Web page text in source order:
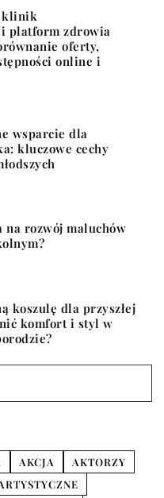
klinik
platform zdrowia
oferty,
online i
wsparcie dla
kluczowe cechy
na rozwój maluchów
koszulę dla przyszłej
komfort i styl w
AKCJA
AKTORZY